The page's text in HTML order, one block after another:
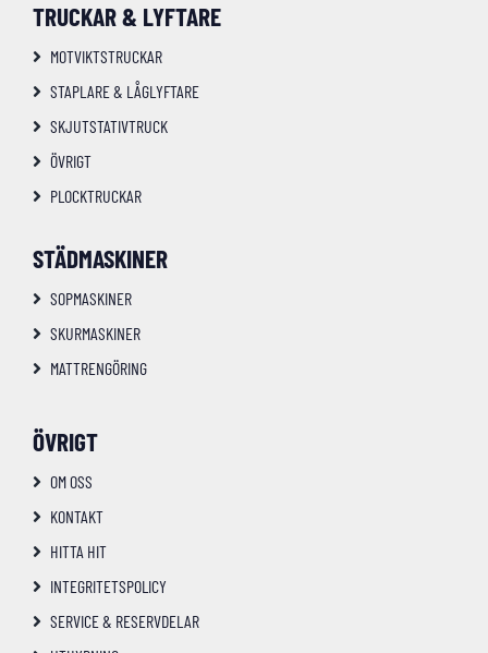
TRUCKAR & LYFTARE
MOTVIKTSTRUCKAR
STAPLARE & LÅGLYFTARE
SKJUTSTATIVTRUCK
ÖVRIGT
PLOCKTRUCKAR
STÄDMASKINER
SOPMASKINER
SKURMASKINER
MATTRENGÖRING
ÖVRIGT
OM OSS
KONTAKT
HITTA HIT
INTEGRITETSPOLICY
SERVICE & RESERVDELAR